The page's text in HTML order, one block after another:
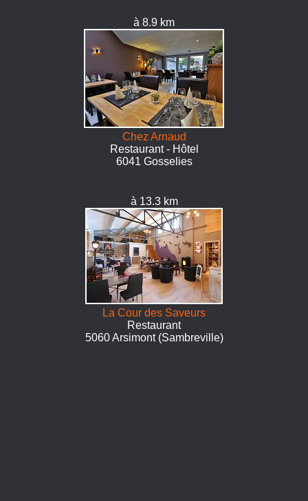
à 8.9 km
Chez Arnaud
Restaurant - Hôtel
6041 Gosselies
à 13.3 km
La Cour des Saveurs
Restaurant
5060 Arsimont (Sambreville)